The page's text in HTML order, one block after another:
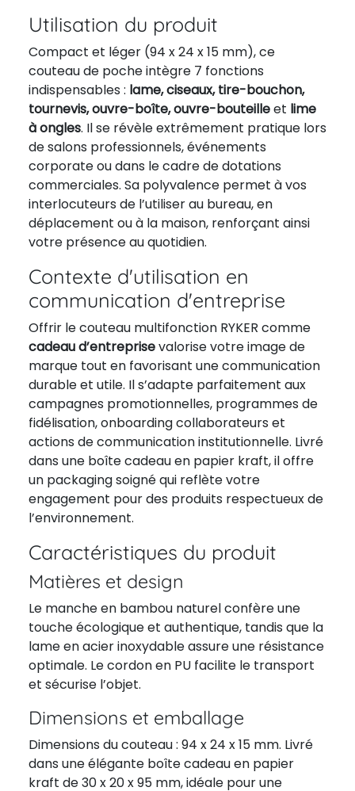
Utilisation du produit
Compact et léger (94 x 24 x 15 mm), ce
couteau de poche intègre 7 fonctions
indispensables : lame, ciseaux, tire-bouchon,
tournevis, ouvre-boîte, ouvre-bouteilleet lime
à ongles. Il se révèle extrêmement pratique lors
de salons professionnels, événements
corporate ou dans le cadre de dotations
commerciales. Sa polyvalence permet à vos
interlocuteurs de l’utiliser au bureau, en
déplacement ou à la maison, renforçant ainsi
votre présence au quotidien.
Contexte d'utilisation en
communication d'entreprise
Offrir le couteau multifonction RYKER comme
cadeau d’entreprisevalorise votre image de
marque tout en favorisant une communication
durable et utile. Il s’adapte parfaitement aux
campagnes promotionnelles, programmes de
fidélisation, onboarding collaborateurs et
actions de communication institutionnelle. Livré
dans une boîte cadeau en papier kraft, il offre
un packaging soigné qui reflète votre
engagement pour des produits respectueux de
l’environnement.
Caractéristiques du produit
Matières et design
Le manche en bambou naturel confère une
touche écologique et authentique, tandis que la
lame en acier inoxydable assure une résistance
optimale. Le cordon en PU facilite le transport
et sécurise l’objet.
Dimensions et emballage
Dimensions du couteau : 94 x 24 x 15 mm. Livré
dans une élégante boîte cadeau en papier
kraft de 30 x 20 x 95 mm, idéale pour une